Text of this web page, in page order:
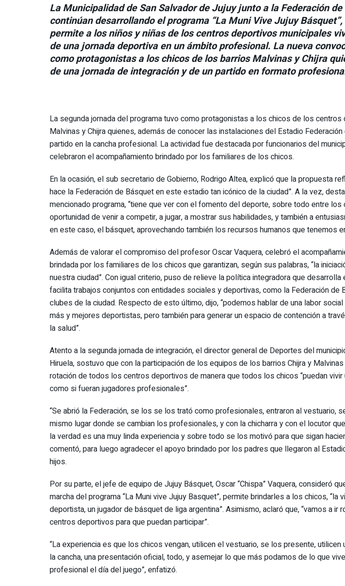
La Municipalidad de San Salvador de Jujuy junto a la Federación
continúan desarrollando el programa “La Muni Vive Jujuy
permite a los niños y niñas de los centros deportivos municipales
de una jornada deportiva en un ámbito profesional. La nueva
como protagonistas a los chicos de los barrios Malvinas y Chijra
de una jornada de integración y de un partido en formato
La segunda jornada del programa tuvo como protagonistas a los chicos de los
Malvinas y Chijra quienes, además de conocer las instalaciones del Estadio
partido en la cancha profesional. La actividad fue destacada por funcionarios del
celebraron el acompañamiento brindado por los familiares de los chicos.
En la ocasión, el sub secretario de Gobierno, Rodrigo Altea, explicó que la propuesta
hace la Federación de Básquet en este estadio tan icónico de la ciudad”. A la vez,
mencionado programa, “tiene que ver con el fomento del deporte, sobre todo entre los
oportunidad de venir a competir, a jugar, a mostrar sus habilidades, y también a
en este caso, el básquet, aprovechando también los recursos humanos que tenemos
Además de valorar el compromiso del profesor Oscar Vaquera, celebró el
brindada por los familiares de los chicos que garantizan, según sus palabras, “la
nuestra ciudad”. Con igual criterio, puso de relieve la política integradora que desarrolla
facilita trabajos conjuntos con entidades sociales y deportivas, como la Federación de
clubes de la ciudad. Respecto de esto último, dijo, “podemos hablar de una labor
más y mejores deportistas, pero también para generar un espacio de contención a
la salud”.
Atento a la segunda jornada de integración, el director general de Deportes del
Hiruela, sostuvo que con la participación de los equipos de los barrios Chijra y
rotación de todos los centros deportivos de manera que todos los chicos “puedan vivir
como si fueran jugadores profesionales”.
“Se abrió la Federación, se los se los trató como profesionales, entraron al vestuario,
mismo lugar donde se cambian los profesionales, y con la chicharra y con el locutor
la verdad es una muy linda experiencia y sobre todo se los motivó para que sigan
comentó, para luego agradecer el apoyo brindado por los padres que llegaron al
hijos.
Por su parte, el jefe de equipo de Jujuy Básquet, Oscar “Chispa” Vaquera, consideró
marcha del programa “La Muni vive Jujuy Basquet”, permite brindarles a los chicos, “la
deportista, un jugador de básquet de liga argentina”. Asimismo, aclaró que, “vamos a ir
centros deportivos para que puedan participar”.
“La experiencia es que los chicos vengan, utilicen el vestuario, se los presente, utilicen
la cancha, una presentación oficial, todo, y asemejar lo que más podamos de lo que
profesional el día del juego”, enfatizó.